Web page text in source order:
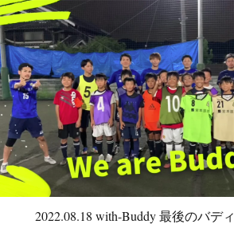
2022.08.18 with-Buddy 最後のバディ